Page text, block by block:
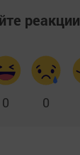
реакции
0 0